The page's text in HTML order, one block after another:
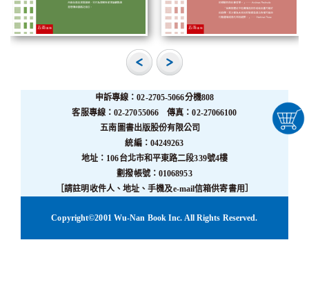
申訴專線：02-2705-5066分機808
客服專線：02-27055066 傳真：02-27066100
五南圖書出版股份有限公司
統編：04249263
地址：106台北市和平東路二段339號4樓
劃撥帳號：01068953
［請註明收件人、地址、手機及e-mail信箱供寄書用］
Copyright©2001 Wu-Nan Book Inc. All Rights Reserved.